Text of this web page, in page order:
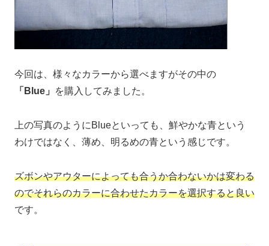
今回は、様々なカラーから選べますがその中の
「Blue」
を購入してみました。
上の写真のようにBlueといっても、鮮やかな青という
わけではなく、薄め、明るめの青という感じです。
ズボンやアウターによっても合うか合わないかは変わる
のでそれらのカラーに合わせたカラーを選択すると良い
です。